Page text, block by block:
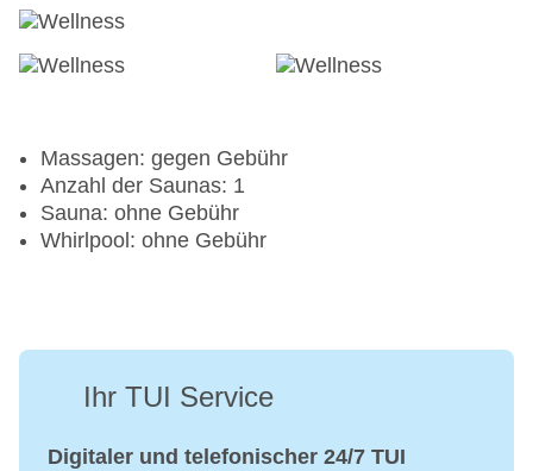
Massagen: gegen Gebühr
Anzahl der Saunas: 1
Sauna: ohne Gebühr
Whirlpool: ohne Gebühr
Ihr TUI Service
Digitaler und telefonischer 24/7 TUI